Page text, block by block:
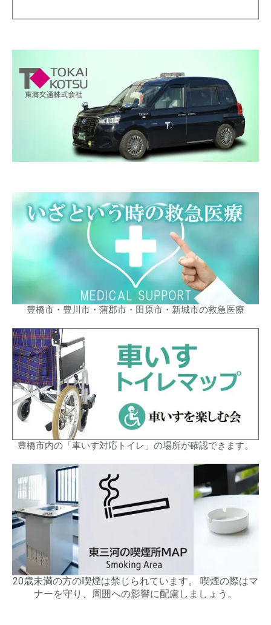
豊橋市・豊川市・蒲郡市・田原市・新城市の救急医療
豊橋市内の「車いす対応トイレ」の場所が確認できます。
20歳未満の方の喫煙は禁じられています。 喫煙の際はマ
ナーを守り、周囲への影響に配慮しましょう。